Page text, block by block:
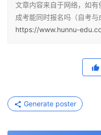
文章内容来自于网络，如
成考能同时报名吗（自考与
https://www.hunnu-
Generate poster